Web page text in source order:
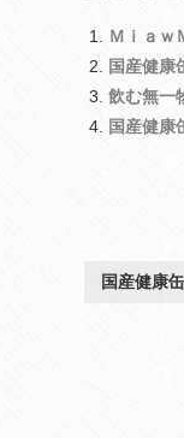
Ｍｉａ
国産健康
飲む無一
国産健康
国産健康